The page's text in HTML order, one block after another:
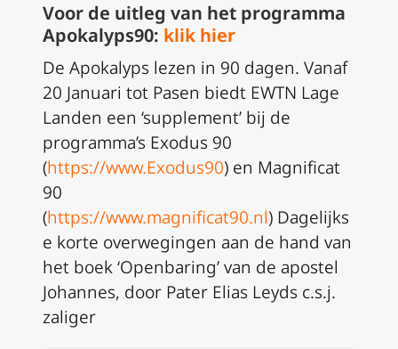
Voor de uitleg van het programma
Apokalyps90: klik hier
De Apokalyps lezen in 90 dagen. Vanaf
20 Januari tot Pasen biedt EWTN Lage
Landen een ‘supplement’ bij de
programma’s Exodus 90
(https://www.Exodus90) en Magnificat
90
(https://www.magnificat90.nl) Dagelijks
e korte overwegingen aan de hand van
het boek ‘Openbaring’ van de apostel
Johannes, door Pater Elias Leyds c.s.j.
zaliger